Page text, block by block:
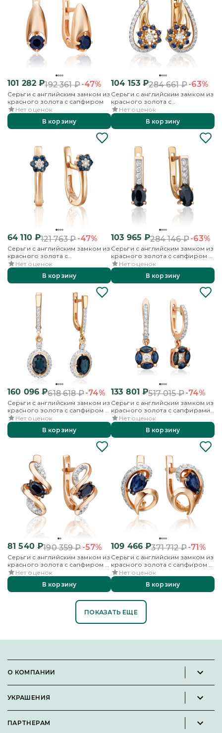
101 282 ₽192 361₽-47%
Серьги с английским замком из
красного золота с сапфиром
Нет оценок
В корзину
104 153 ₽284 661₽-63%
Серьги с английским замком из
красного золота с
бриллиантами и сапфирами
Нет оценок
В корзину
64 110₽121 763₽-47%
Серьги с английским замком из
красного золота с
бриллиантом и сапфирами
Нет оценок
В корзину
103 965 ₽284 146₽-63%
Серьги с английским замком из
красного золота с сапфиром и
бриллиантами
Нет оценок
В корзину
160 096 ₽618 618₽-74%
Серьги с английским замком из
красного золота с сапфиром и
бриллиантами
Нет оценок
В корзину
133 801 ₽517 015₽-74%
Серьги с английским замком из
красного золота с сапфирами
и бриллиантами
Нет оценок
В корзину
81 540₽190 359₽-57%
Серьги с английским замком из
красного золота с сапфиром и
бриллиантами
Нет оценок
В корзину
109 466 ₽371 712₽-71%
Серьги с английским замком из
красного золота с сапфиром и
бриллиантами
Нет оценок
В корзину
ПОКАЗАТЬ ЕЩЕ
О КОМПАНИИ
Вакансии
УКРАШЕНИЯ
Кольца
ПАРТНЕРАМ